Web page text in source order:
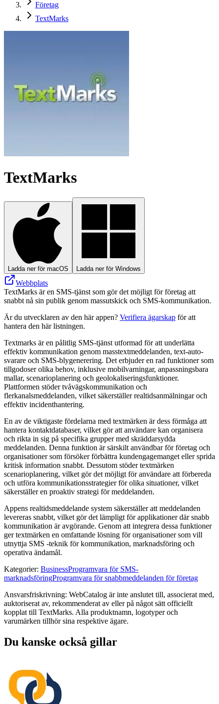
Företag
TextMarks
TextMarks
Ladda ner för macOS Ladda ner för Windows
Webbplats
TextMarks är en SMS-tjänst som gör det möjligt för företag att
snabbt nå sin publik genom massutskick och SMS-kommunikation.
Är du utvecklaren av den här appen? Verifiera ägarskap för att
hantera den här listningen.
Textmarks är en pålitlig SMS-tjänst utformad för att underlätta
effektiv kommunikation genom masstextmeddelanden, text-auto-
svarare och SMS-blygenerering. Det erbjuder en rad funktioner som
tillgodoser olika behov, inklusive mobilvarningar, anpassningsbara
mallar, scenarioplanering och geolokaliseringsfunktioner.
Plattformen stöder tvåvägskommunikation och
flerkanalsmeddelanden, vilket säkerställer realtidsanmälningar och
effektiv incidenthantering.
En av de viktigaste fördelarna med textmärken är dess förmåga att
hantera kontaktdatabaser, vilket gör att användare kan organisera
och rikta in sig på specifika grupper med skräddarsydda
meddelanden. Denna funktion är särskilt användbar för företag och
organisationer som försöker förbättra kundengagemanget eller sprida
kritisk information snabbt. Dessutom stöder textmärken
scenarioplanering, vilket gör det möjligt för användare att förbereda
och utföra kommunikationsstrategier för olika situationer, vilket
säkerställer en proaktiv strategi för meddelanden.
Appens realtidsmeddelande system säkerställer att meddelanden
levereras snabbt, vilket gör det lämpligt för applikationer där snabb
kommunikation är avgörande. Genom att integrera dessa funktioner
ger textmärken en omfattande lösning för organisationer som vill
utnyttja SMS -teknik för kommunikation, marknadsföring och
operativa ändamål.
Kategorier: BusinessProgramvara för SMS-
marknadsföringProgramvara för snabbmeddelanden för företag
Ansvarsfriskrivning: WebCatalog är inte anslutet till, associerat med,
auktoriserat av, rekommenderat av eller på något sätt officiellt
kopplat till TextMarks. Alla produktnamn, logotyper och
varumärken tillhör sina respektive ägare.
Du kanske också gillar